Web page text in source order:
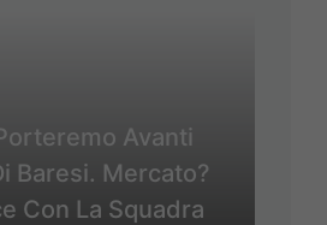
Avanti
Baresi. Mercato?
Con La Squadra